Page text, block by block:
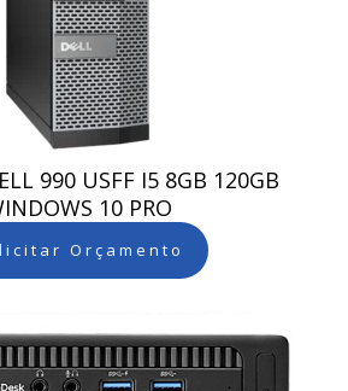
990 USFF I5 8GB 120GB
10 PRO
Orçamento